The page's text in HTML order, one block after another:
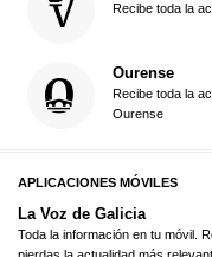
Recibe toda la
Ourense
Recibe toda la
Ourense
APLICACIONES MÓVILES
La Voz de Galicia
Toda la información en tu móvil.
pierdas la actualidad más